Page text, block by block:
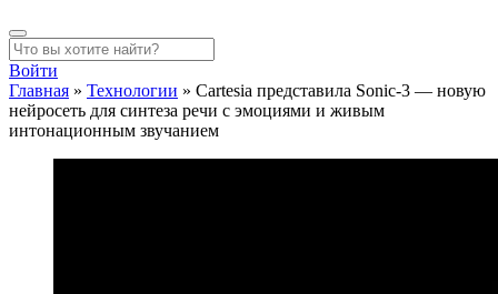
Войти
Главная » Технологии » Cartesia представила Sonic-3 — новую
нейросеть для синтеза речи с эмоциями и живым
интонационным звучанием